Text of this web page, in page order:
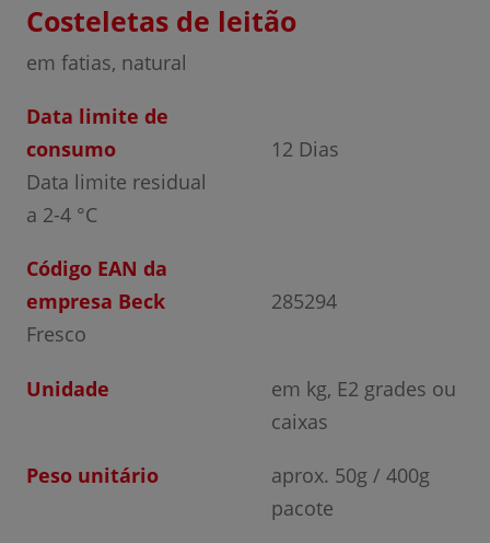
Costeletas de leitão
em fatias, natural
Data limite de
consumo
Data limite residual
a 2-4 °C
12 Dias
Código EAN da
empresa Beck
Fresco
285294
Unidade
em kg, E2 grades ou
caixas
Peso unitário
aprox. 50g / 400g
pacote